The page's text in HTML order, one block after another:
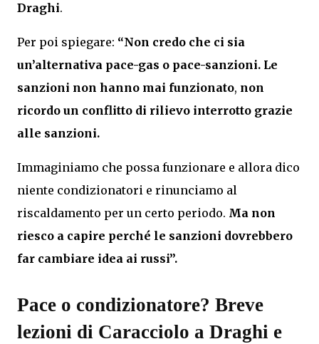
Draghi.
Per poi spiegare: “Non credo che ci sia
un’alternativa pace-gas o pace-sanzioni. Le
sanzioni non hanno mai funzionato, non
ricordo un conflitto di rilievo interrotto grazie
alle sanzioni.
Immaginiamo che possa funzionare e allora dico
niente condizionatori e rinunciamo al
riscaldamento per un certo periodo. Ma non
riesco a capire perché le sanzioni dovrebbero
far cambiare idea ai russi”.
Pace o condizionatore? Breve
lezioni di Caracciolo a Draghi e